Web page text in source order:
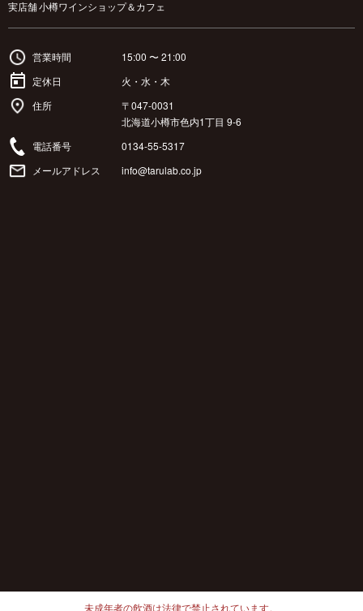
実店舗 小樽ワインショップ＆カフェ
営業時間
15:00 〜 21:00
定休日
火・水・木
住所
〒047-0031
北海道小樽市色内1丁目 9-6
電話番号
0134-55-5317
メールアドレス
info@tarulab.co.jp
未成年者の飲酒は法律で禁止されています。